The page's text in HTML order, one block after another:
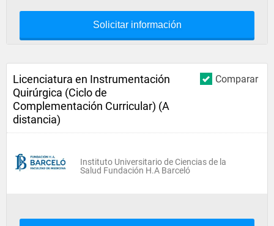
Solicitar información
Comparar
Licenciatura en Instrumentación
Quirúrgica (Ciclo de
Complementación Curricular) (A
distancia)
Instituto Universitario de Ciencias de la
Salud Fundación H.A Barceló